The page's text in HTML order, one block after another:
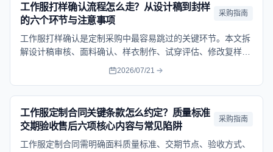
工作服打样确认流程怎么走？从设计稿到封样
的六个环节与注意事项
采购指南
工作服打样确认是定制采购中最容易跳过的关键环节。本文拆
解设计稿审核、面料确认、样衣制作、试穿评估、修改复样和
封样留存六个步骤，帮企业避开样品与大货不一致的常见风
2026/07/21
工作服定制合同关键条款怎么约定？质量标准
交期验收售后六项核心内容与常见陷阱
采购指南
工作服定制合同需明确面料质量标准、交期节点、验收方式、